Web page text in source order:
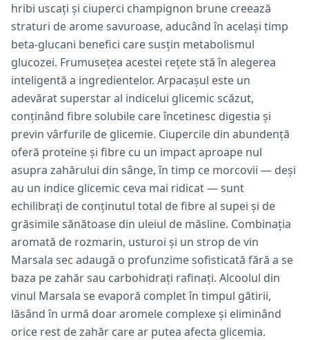
hribi uscați și ciuperci champignon brune creează
straturi de arome savuroase, aducând în același timp
beta-glucani benefici care susțin metabolismul
glucozei. Frumusețea acestei rețete stă în alegerea
inteligentă a ingredientelor. Arpacașul este un
adevărat superstar al indicelui glicemic scăzut,
conținând fibre solubile care încetinesc digestia și
previn vârfurile de glicemie. Ciupercile din abundență
oferă proteine și fibre cu un impact aproape nul
asupra zahărului din sânge, în timp ce morcovii — deși
au un indice glicemic ceva mai ridicat — sunt
echilibrați de conținutul total de fibre al supei și de
grăsimile sănătoase din uleiul de măsline. Combinația
aromată de rozmarin, usturoi și un strop de vin
Marsala sec adaugă o profunzime sofisticată fără a se
baza pe zahăr sau carbohidrați rafinați. Alcoolul din
vinul Marsala se evaporă complet în timpul gătirii,
lăsând în urmă doar aromele complexe și eliminând
orice rest de zahăr care ar putea afecta glicemia.